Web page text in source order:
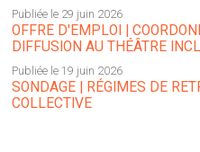
Publiée le 29 juin 2026
OFFRE D'EMPLOI |
DIFFUSION AU THÉÂTRE
Publiée le 19 juin 2026
SONDAGE | RÉGIMES DE
COLLECTIVE